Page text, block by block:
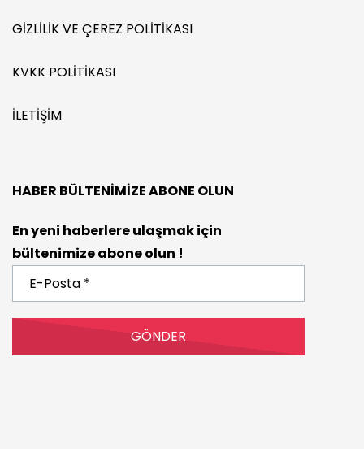
GIZLILIK VE ÇEREZ POLITIKASI
KVKK POLITIKASI
İLETIŞIM
HABER BÜLTENIMIZE ABONE OLUN
En yeni haberlere ulaşmak için
bültenimize abone olun !
Posta
*